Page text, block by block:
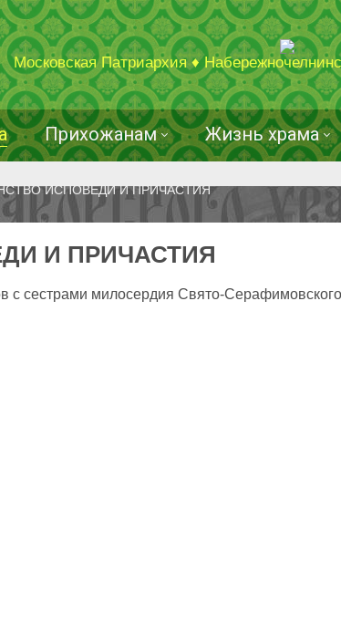
Московская Патриархия ♦
Прихожанам Жизнь храма
ИСПОВЕДИ И ПРИЧАСТИЯ
И ПРИЧАСТИЯ
с сестрами милосердия Свято-Серафимовского